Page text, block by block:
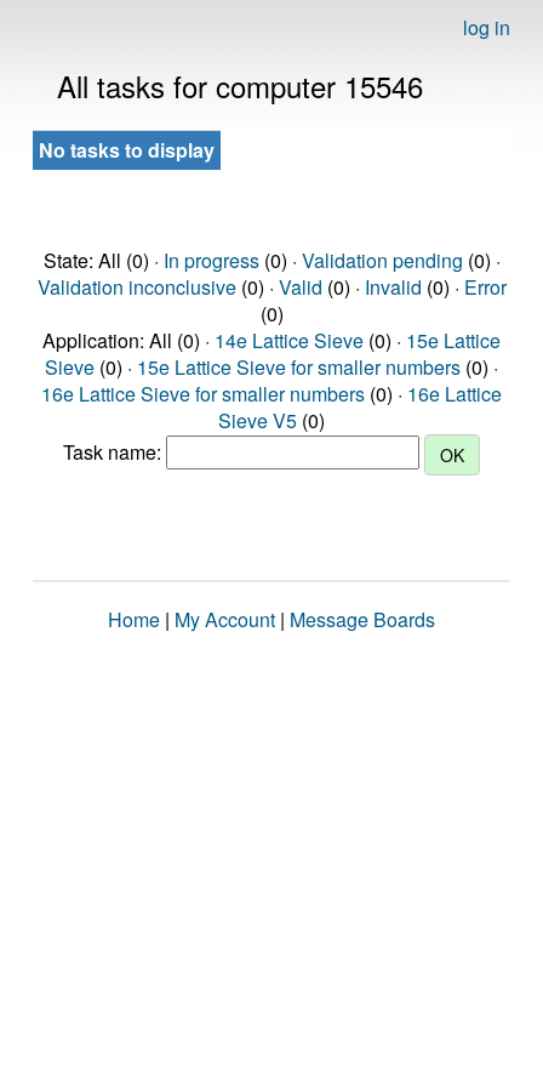
log in
All tasks for computer 15546
No tasks to display
State: All (0) · In progress(0) · Validation pending (0) ·
Validation inconclusive(0) · Valid (0) · Invalid (0) · Error
(0)
Application: All (0) · 14e Lattice Sieve (0) · 15e Lattice
Sieve (0) · 15e Lattice Sieve for smaller numbers (0) ·
16e Lattice Sieve for smaller numbers (0) · 16e Lattice
Sieve V5 (0)
Task name:
Home | My Account | Message Boards